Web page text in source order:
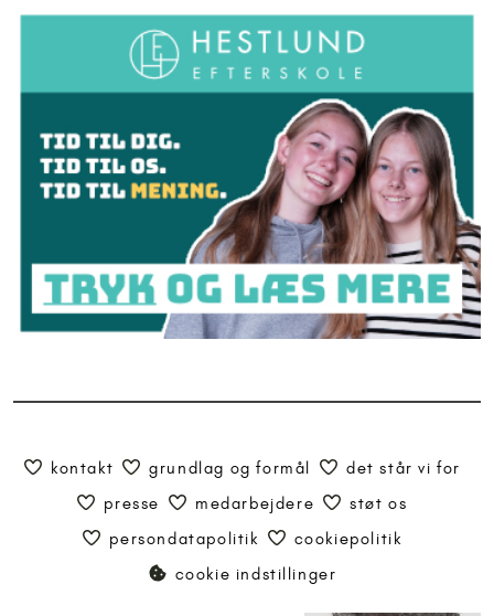
kontakt grundlag og formål
det står vi for
presse
medarbejdere
støt os
persondatapolitik
cookiepolitik
cookie indstillinger